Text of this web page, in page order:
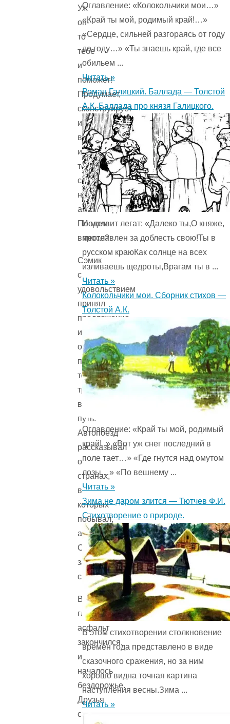
Уж
он-
то
тебе
и
поможет!
Продумает,
сконструирует
и
вылепит
из
тебя
самый
настоящий
автопоезд!
Поедем
вместе?
Сэмик
с
удовольствием
принял
предложение,
и
они,
подкрепившись
топливом,
тронулись
в
путь.
Автопоезд
рассказывал
о
странах,
в
которых
побывал,
а
Сэм
зачарованно
слушал.
Вдруг
гладкий
асфальт
закончился,
и
началось
бездорожье.
Друзья
снизили
Оглавление: «Колокольчики мои…»
«Край ты мой, родимый край!…»
«Сердце, сильней разгораясь от году
до году…» «Ты знаешь край, где все
обильем ...
Читать »
Роман Галицкий. Баллада — Толстой
А.К. Баллада про князя Галицкого.
И молвит легат: «Далеко ты,О княже,
прославлен за доблесть свою!Ты в
русском краюКак солнце на всех
изливаешь щедроты,Врагам ты в ...
Читать »
Колокольчики мои. Сборник стихов —
Толстой А.К.
Оглавление: «Край ты мой, родимый
край!..» «Вот уж снег последний в
поле тает…» «Где гнутся над омутом
лозы…» «По вешнему ...
Читать »
Зима не даром злится — Тютчев Ф.И.
Стихотворение о природе.
В этом стихотворении столкновение
времён года представ­лено в виде
сказочного сражения, но за ним
хорошо видна точная картина
наступления весны.Зима ...
Читать »